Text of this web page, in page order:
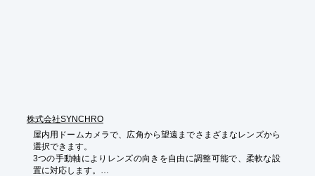
株式会社SYNCHRO
屋内用ドームカメラで、広角から望遠までさまざまなレンズから
選択できます。
3つの手動軸によりレンズの向きを自由に調整可能で、柔軟な設
置に対応します。